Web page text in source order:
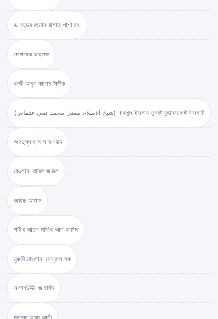
ড. আব্দুর রহমান রাফাত পাশা রহ.
মোশতাক আহমেদ
কাজী আবুল কালাম সিদ্দীক
(شيخ الاسلام مفتي محمد تقي عثماني) শাইখুল ইসলাম মুফতী মুহাম্মদ তকী উসমানী
আবদুল্লাহ আল মাসউদ
মাওলানা তারিক জামিল
আরিফ আজাদ
শাইখ আব্দুল মালিক আল কাসিম
মুফতী মাওলানা মনসূরুল হক
সালাহউদ্দীন জাহাঙ্গীর
মুহাম্মদ আদম আলী